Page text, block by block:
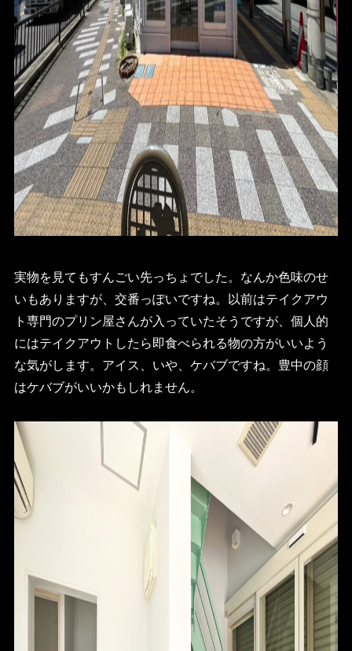
FOR SALE
FOR RENT
実物を見てもすんごい先っちょでした。なんか色味のせ
いもありますが、交番っぽいですね。以前はテイクアウ
ト専門のプリン屋さんが入っていたそうですが、個人的
にはテイクアウトしたら即食べられる物の方がいいよう
な気がします。アイス、いや、ケバブですね。豊中の顔
はケバブがいいかもしれません。